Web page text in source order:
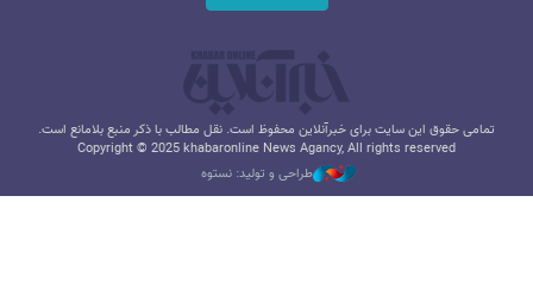
تمامی حقوق این سایت برای خبرآنلاین محفوظ است. نقل مطالب با ذکر منبع بلامانع است.
Copyright © 2025 khabaronline News Agancy, All rights reserved
طراحی و تولید: نستوه